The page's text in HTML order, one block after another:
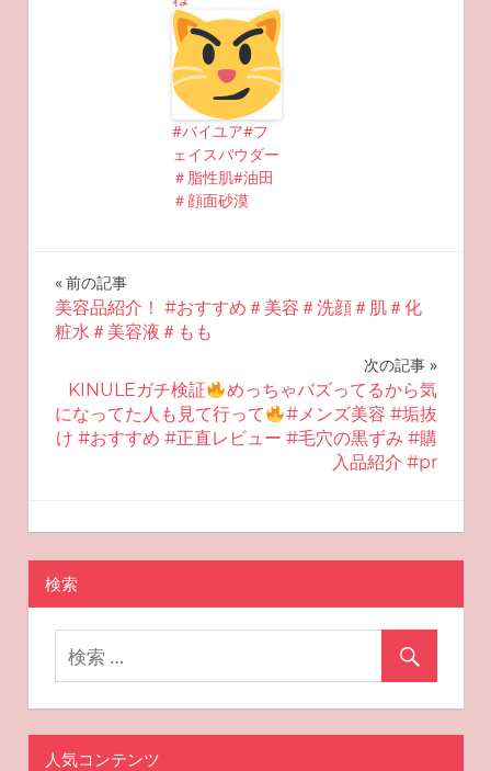
#バイユア#フ
ェイスパウダー
＃脂性肌#油田
＃顔面砂漠
投
稿
ナ
ビ
ゲ
シ
ョ
ン
前の記事
美容品紹介！ #おすすめ＃美容＃洗顔＃肌＃化
粧水＃美容液＃もも
次の記事
KINULEガチ検証
めっちゃバズってるから気
になってた人も見て行って
#メンズ美容 #垢抜
け #おすすめ #正直レビュー #毛穴の黒ずみ #購
入品紹介 #pr
2025-08-09
miyu
おすすめスキンケア
検索
人気コンテンツ